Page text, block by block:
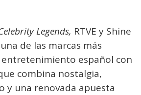
Legends, RTVE y Shine
de las marcas más
entretenimiento español con
combina nostalgia,
y una renovada apuesta